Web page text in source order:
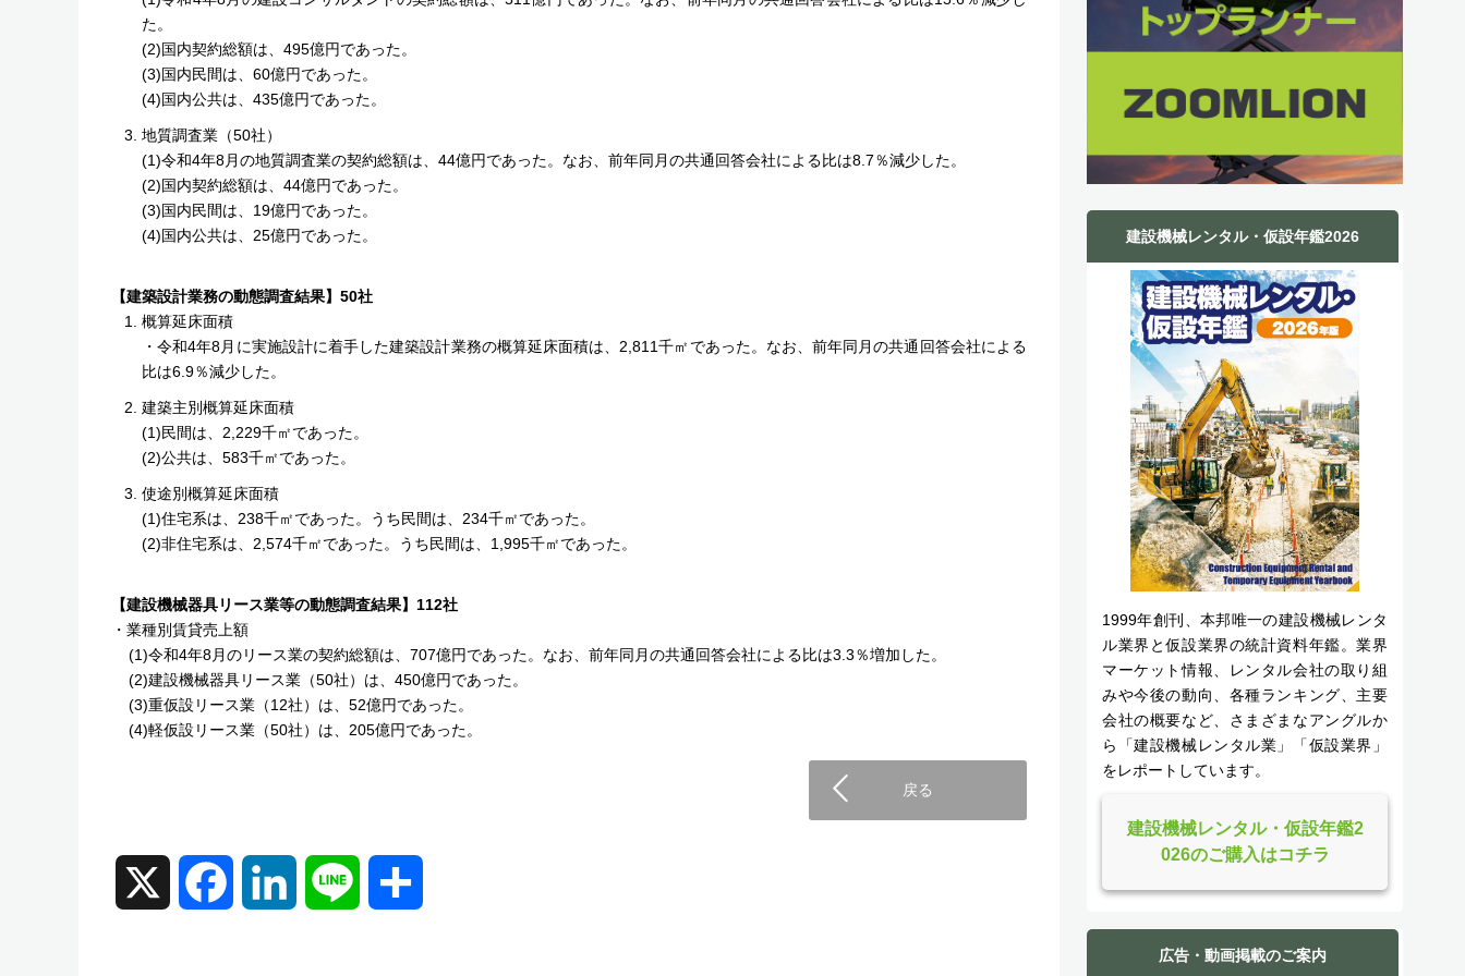
た。
(2)国内契約総額は、495億円であった。
(3)国内民間は、60億円であった。
(4)国内公共は、435億円であった。
地質調査業（50社）
(1)令和4年8月の地質調査業の契約総額は、44億円であった。なお、前年同月の共通回答会社による比は8.7％減少した。
(2)国内契約総額は、44億円であった。
(3)国内民間は、19億円であった。
(4)国内公共は、25億円であった。
【建築設計業務の動態調査結果】50社
概算延床面積
・令和4年8月に実施設計に着手した建築設計業務の概算延床面積は、2,811千㎡であった。なお、前年同月の共通回答会社による
比は6.9％減少した。
建築主別概算延床面積
(1)民間は、2,229千㎡であった。
(2)公共は、583千㎡であった。
使途別概算延床面積
(1)住宅系は、238千㎡であった。うち民間は、234千㎡であった。
(2)非住宅系は、2,574千㎡であった。うち民間は、1,995千㎡であった。
【建設機械器具リース業等の動態調査結果】112社
・業種別賃貸売上額
(1)令和4年8月のリース業の契約総額は、707億円であった。なお、前年同月の共通回答会社による比は3.3％増加した。
(2)建設機械器具リース業（50社）は、450億円であった。
(3)重仮設リース業（12社）は、52億円であった。
(4)軽仮設リース業（50社）は、205億円であった。
戻る
建設機械レンタル・仮設年鑑2026
1999年創刊、本邦唯一の建設機械レンタ
ル業界と仮設業界の統計資料年鑑。業界
マーケット情報、レンタル会社の取り組
みや今後の動向、各種ランキング、主要
会社の概要など、さまざまなアングルか
ら「建設機械レンタル業」「仮設業界」
をレポートしています。
建設機械レンタル・仮設年鑑2
026のご購入はコチラ
広告・動画掲載のご案内